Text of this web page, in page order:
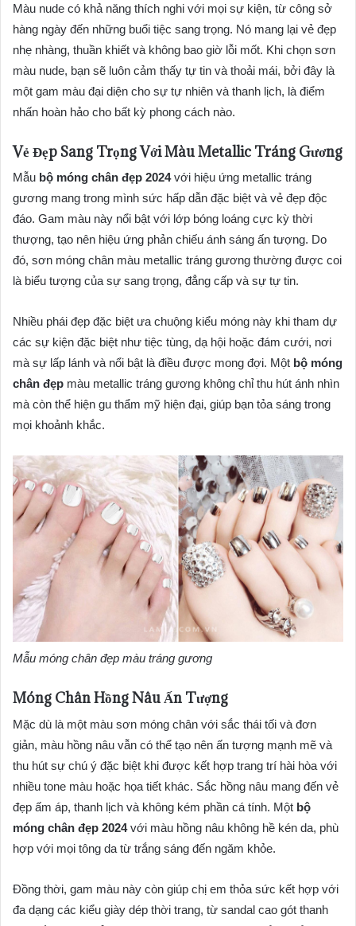
Màu nude có khả năng thích nghi với mọi sự kiện, từ công sở
hàng ngày đến những buổi tiệc sang trọng. Nó mang lại vẻ đẹp
nhẹ nhàng, thuần khiết và không bao giờ lỗi mốt. Khi chọn sơn
màu nude, bạn sẽ luôn cảm thấy tự tin và thoải mái, bởi đây là
một gam màu đại diện cho sự tự nhiên và thanh lịch, là điểm
nhấn hoàn hảo cho bất kỳ phong cách nào.
Vẻ Đẹp Sang Trọng Với Màu Metallic Tráng Gương
Mẫu bộ móng chân đẹp 2024với hiệu ứng metallic tráng
gương mang trong mình sức hấp dẫn đặc biệt và vẻ đẹp độc
đáo. Gam màu này nổi bật với lớp bóng loáng cực kỳ thời
thượng, tạo nên hiệu ứng phản chiếu ánh sáng ấn tượng. Do
đó, sơn móng chân màu metallic tráng gương thường được coi
là biểu tượng của sự sang trọng, đẳng cấp và sự tự tin.
Nhiều phái đẹp đặc biệt ưa chuộng kiểu móng này khi tham dự
các sự kiện đặc biệt như tiệc tùng, dạ hội hoặc đám cưới, nơi
mà sự lấp lánh và nổi bật là điều được mong đợi. Một bộ móng
chân đẹp màu metallic tráng gương không chỉ thu hút ánh nhìn
mà còn thể hiện gu thẩm mỹ hiện đại, giúp bạn tỏa sáng trong
mọi khoảnh khắc.
Mẫu móng chân đẹp màu tráng gương
Móng Chân Hồng Nâu Ấn Tượng
Mặc dù là một màu sơn móng chân với sắc thái tối và đơn
giản, màu hồng nâu vẫn có thể tạo nên ấn tượng mạnh mẽ và
thu hút sự chú ý đặc biệt khi được kết hợp trang trí hài hòa với
nhiều tone màu hoặc họa tiết khác. Sắc hồng nâu mang đến vẻ
đẹp ấm áp, thanh lịch và không kém phần cá tính. Một bộ
móng chân đẹp 2024với màu hồng nâu không hề kén da, phù
hợp với mọi tông da từ trắng sáng đến ngăm khỏe.
Đồng thời, gam màu này còn giúp chị em thỏa sức kết hợp với
đa dạng các kiểu giày dép thời trang, từ sandal cao gót thanh